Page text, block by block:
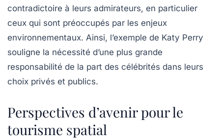
contradictoire à leurs admirateurs, en particulier
ceux qui sont préoccupés par les enjeux
environnementaux. Ainsi, l’exemple de Katy Perry
souligne la nécessité d’une plus grande
responsabilité de la part des célébrités dans leurs
choix privés et publics.
Perspectives d’avenir pour le
tourisme spatial